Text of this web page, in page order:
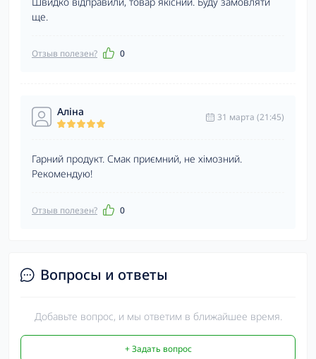
ще.
Отзыв полезен? 0
Аліна 31 марта (21:45)
Гарний продукт. Смак приємний, не хімозний.
Рекомендую!
Отзыв полезен? 0
Вопросы и ответы
Добавьте вопрос, и мы ответим в ближайшее время.
+ Задать вопрос